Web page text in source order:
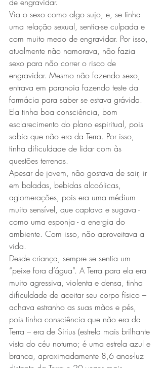
Via o sexo como algo sujo, e, se tinha
uma relação sexual, sentia-se culpada e
com muito medo de engravidar. Por isso,
atualmente não namorava, não fazia
sexo para não correr o risco de
engravidar. Mesmo não fazendo sexo,
entrava em paranoia fazendo teste da
farmácia para saber se estava grávida.
Ela tinha boa consciência, bom
esclarecimento do plano espiritual, pois
sabia que não era da Terra. Por isso,
tinha dificuldade de lidar com às
questões terrenas.
Apesar de jovem, não gostava de sair, ir
em baladas, bebidas alcoólicas,
aglomerações, pois era uma médium
muito sensível, que captava e sugava -
como uma esponja - a energia do
ambiente. Com isso, não aproveitava a
vida.
Desde criança, sempre se sentia um
“peixe fora d’água”. A Terra para ela era
muito agressiva, violenta e densa, tinha
dificuldade de aceitar seu corpo físico –
achava estranho as suas mãos e pés,
pois tinha consciência que não era da
Terra – era de Sirius (estrela mais brilhante
vista do céu noturno; é uma estrela azul e
branca, aproximadamente 8,6 anos-luz